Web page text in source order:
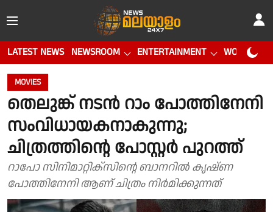
LATEST NEWS NEWSROOM ENTERTAINMENT WORLD CUP
MOVIES
തെലുങ്ക് നടൻ റാം പോത്തിനേനി
സംവിധായകനാകുന്നു;
ചിത്രത്തിന്റെ പോസ്റ്റർ പുറത്ത്
റാപോ സിനിമാറ്റിക്‌സിന്റെ ബാനറിൽ കൃഷ്ണ
പോത്തിനേനി ആണ് ചിത്രം നിർമിക്കുന്നത്